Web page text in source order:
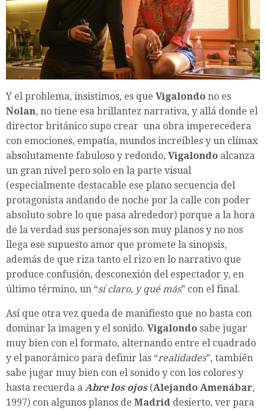
Y el problema, insistimos, es que Vigalondo no es
Nolan, no tiene esa brillantez narrativa, y allá donde el
director británico supo crear una obra imperecedera
con emociones, empatía, mundos increíbles y un clímax
absolutamente fabuloso y redondo, Vigalondo alcanza
un gran nivel pero solo en la parte visual
(especialmente destacable ese plano secuencia del
protagonista andando de noche por la calle con poder
absoluto sobre lo que pasa alrededor) porque a la hora
de la verdad sus personajes son muy planos y no nos
llega ese supuesto amor que promete la sinopsis,
además de que riza tanto el rizo en lo narrativo que
produce confusión, desconexión del espectador y, en
último término, un “sí claro, y qué más” con el final.
Así que otra vez queda de manifiesto que no basta con
dominar la imagen y el sonido. Vigalondo sabe jugar
muy bien con el formato, alternando entre el cuadrado
y el panorámico para definir las “realidades”, también
sabe jugar muy bien con el sonido y con los colores y
hasta recuerda a Abre los ojos(Alejando Amenábar,
1997) con algunos planos de Madrid desierto, ver para